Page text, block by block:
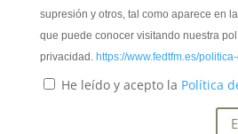
supresión y otros, tal como aparece en
que puede conocer visitando nuestra
privacidad. https://www.fedtfm.es/
He leído y acepto la Política